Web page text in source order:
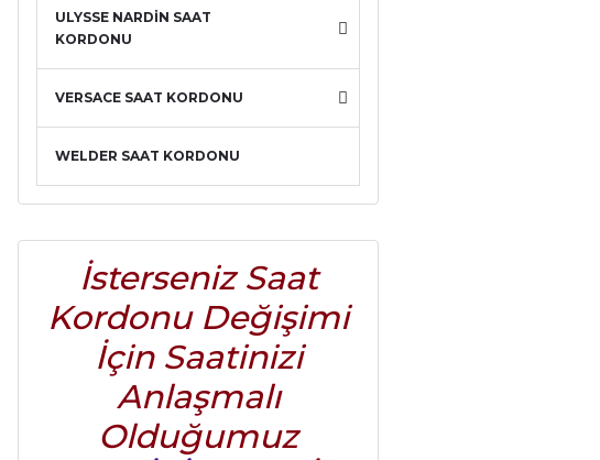
ULYSSE NARDİN SAAT
KORDONU
VERSACE SAAT KORDONU
WELDER SAAT KORDONU
İsterseniz Saat
Kordonu Değişimi
İçin Saatinizi
Anlaşmalı
Olduğumuz